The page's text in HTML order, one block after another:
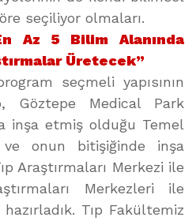
seçiliyor olmaları.
Az 5 Bilim Alanında
Üretecek”
seçmeli yapısının
Göztepe Medical Park
inşa etmiş olduğu Temel
ve onun bitişiğinde inşa
Araştırmaları Merkezi ile
Merkezleri ile
Tıp Fakültemiz